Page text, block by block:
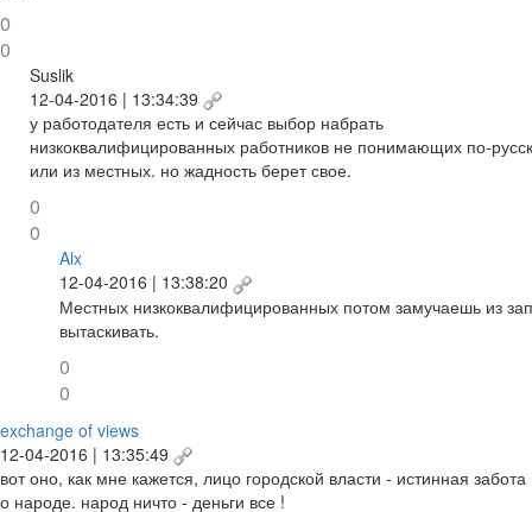
0
0
Suslik
12-04-2016 | 13:34:39
у работодателя есть и сейчас выбор набрать
низкоквалифицированных работников не понимающих по-
или из местных. но жадность берет свое.
0
0
Alx
12-04-2016 | 13:38:20
Местных низкоквалифицированных потом замучаешь из
вытаскивать.
0
0
exchange of views
12-04-2016 | 13:35:49
вот оно, как мне кажется, лицо городской власти - истинная забота
о народе. народ ничто - деньги все !